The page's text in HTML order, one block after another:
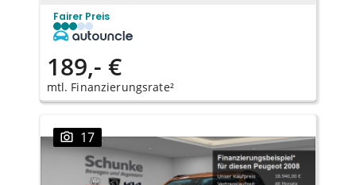
Fairer Preis
189,- €
mtl. Finanzierungsrate²
17